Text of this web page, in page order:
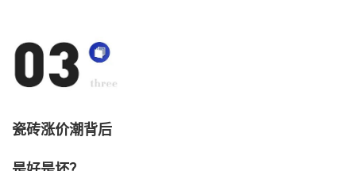
瓷砖涨价潮背后